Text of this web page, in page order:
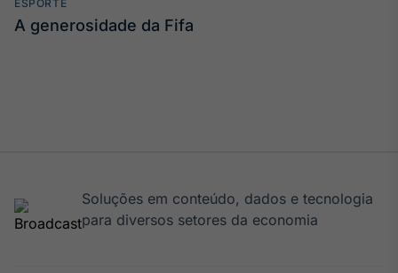
ESPORTE
A generosidade da Fifa
Soluções em conteúdo, dados e tecnologia
para diversos setores da economia